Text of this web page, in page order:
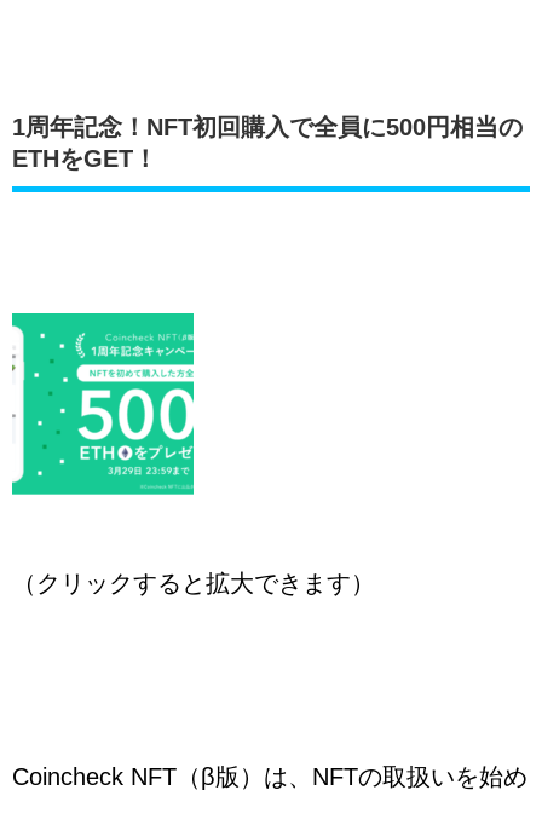
1周年記念！NFT初回購入で全員に500円相当の
ETHをGET！
（クリックすると拡大できます）
Coincheck NFT（β版）は、NFTの取扱いを始め